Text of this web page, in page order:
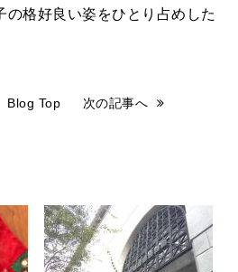
の格好良い姿をひとり占めした
Blog Top 次の記事へ